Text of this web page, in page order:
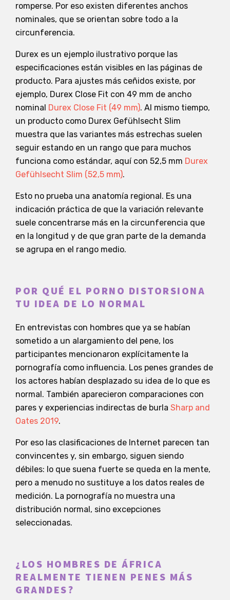
romperse. Por eso existen diferentes anchos
nominales, que se orientan sobre todo a la
circunferencia.
Durex es un ejemplo ilustrativo porque las
especificaciones están visibles en las páginas de
producto. Para ajustes más ceñidos existe, por
ejemplo, Durex Close Fit con 49 mm de ancho
nominal Durex Close Fit (49 mm). Al mismo tiempo,
un producto como Durex Gefühlsecht Slim
muestra que las variantes más estrechas suelen
seguir estando en un rango que para muchos
funciona como estándar, aquí con 52,5 mm Durex
Gefühlsecht Slim (52,5 mm).
Esto no prueba una anatomía regional. Es una
indicación práctica de que la variación relevante
suele concentrarse más en la circunferencia que
en la longitud y de que gran parte de la demanda
se agrupa en el rango medio.
POR QUÉ EL PORNO DISTORSIONA
TU IDEA DE LO NORMAL
En entrevistas con hombres que ya se habían
sometido a un alargamiento del pene, los
participantes mencionaron explícitamente la
pornografía como influencia. Los penes grandes de
los actores habían desplazado su idea de lo que es
normal. También aparecieron comparaciones con
pares y experiencias indirectas de burla Sharp and
Oates 2019.
Por eso las clasificaciones de Internet parecen tan
convincentes y, sin embargo, siguen siendo
débiles: lo que suena fuerte se queda en la mente,
pero a menudo no sustituye a los datos reales de
medición. La pornografía no muestra una
distribución normal, sino excepciones
seleccionadas.
¿LOS HOMBRES DE ÁFRICA
REALMENTE TIENEN PENES MÁS
GRANDES?